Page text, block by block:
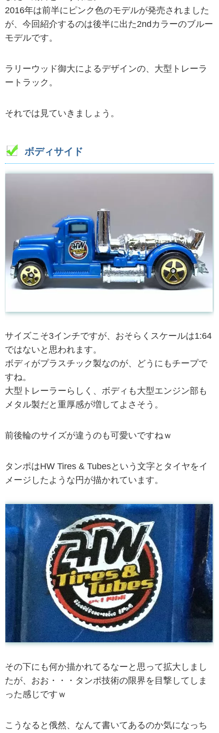
2016年は前半にピンク色のモデルが発売されました
が、今回紹介するのは後半に出た2ndカラーのブルー
モデルです。
ラリーウッド御大によるデザインの、大型トレーラ
ートラック。
それでは見ていきましょう。
ボディサイド
サイズこそ3インチですが、おそらくスケールは1:64
ではないと思われます。
ボディがプラスチック製なのが、どうにもチープで
すね。
大型トレーラーらしく、ボディも大型エンジン部も
メタル製だと重厚感が増してよさそう。
前後輪のサイズが違うのも可愛いですねｗ
タンポはHW Tires & Tubesという文字とタイヤをイ
メージしたような円が描かれています。
その下にも何か描かれてるなーと思って拡大しまし
たが、おお・・・タンポ技術の限界を目撃してしま
った感じですｗ
こうなると俄然、なんて書いてあるのか気になっち